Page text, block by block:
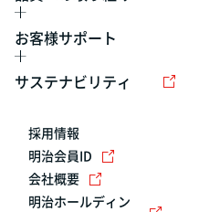
お客様サポート
サステナビリティ
採用情報
明治会員ID
会社概要
明治ホールディン